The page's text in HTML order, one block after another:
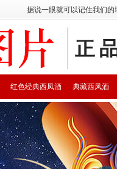
据说一眼就可以记住我们
典藏西凤酒
红色经典西凤酒